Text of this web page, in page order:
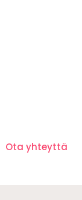
Ota yhteyttä